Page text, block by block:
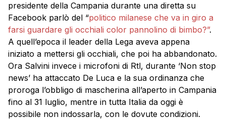
presidente della Campania durante una diretta su
Facebook parlò del “politico milanese che va in giro a
farsi guardare gli occhiali color pannolino di bimbo?”.
A quell’epoca il leader della Lega aveva appena
iniziato a mettersi gli occhiali, che poi ha abbandonato.
Ora Salvini invece i microfoni di Rtl, durante ‘Non stop
news’ ha attaccato De Luca e la sua ordinanza che
proroga l’obbligo di mascherina all’aperto in Campania
fino al 31 luglio, mentre in tutta Italia da oggi è
possibile non indossarla, con le dovute condizioni.